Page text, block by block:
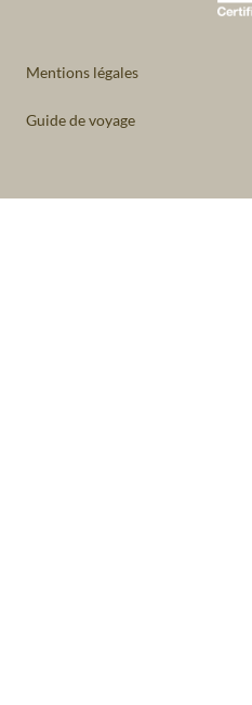
Mentions légales
Guide de voyage